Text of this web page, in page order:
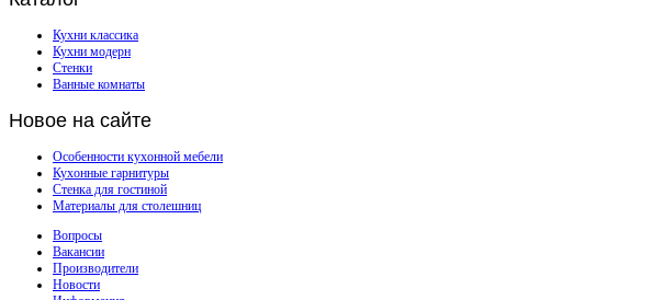
Кухни классика
Кухни модерн
Стенки
Ванные комнаты
Новое на сайте
Особенности кухонной мебели
Кухонные гарнитуры
Стенка для гостиной
Материалы для столешниц
Вопросы
Вакансии
Производители
Новости